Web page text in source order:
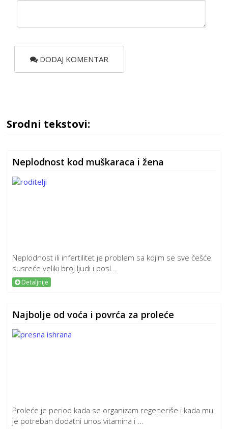
DODAJ KOMENTAR
Srodni tekstovi:
Neplodnost kod muškaraca i žena
Neplodnost ili infertilitet je problem sa kojim se sve češće
susreće veliki broj ljudi i posl...
Detaljnije
Najbolje od voća i povrća za proleće
Proleće je period kada se organizam regeneriše i kada mu
je potreban dodatni unos vitamina i ...